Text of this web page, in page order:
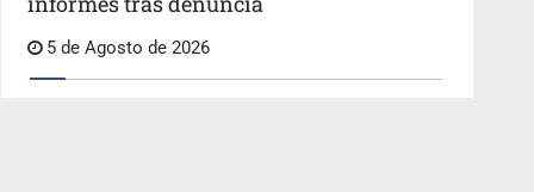
5 de Agosto de 2026